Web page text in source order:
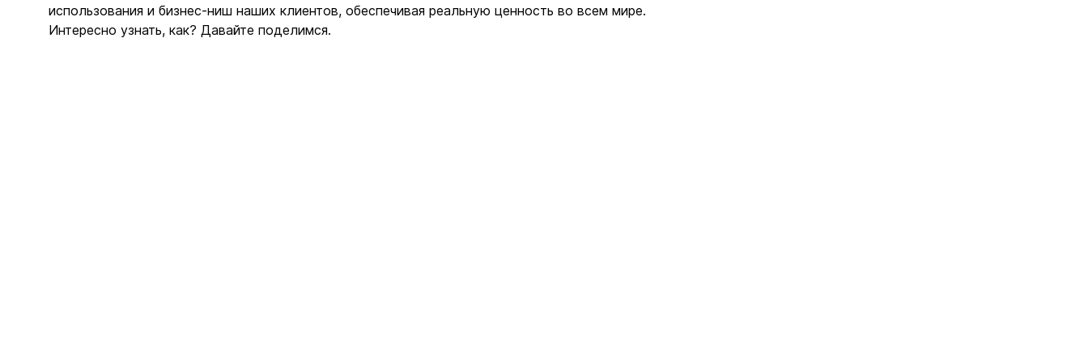
использования и бизнес-ниш наших клиентов, обеспечивая реальную ценность во всем мире.
Интересно узнать, как? Давайте поделимся.